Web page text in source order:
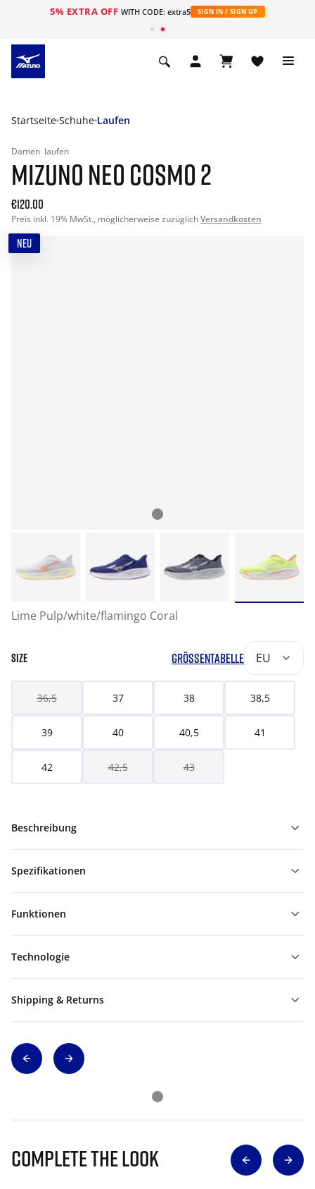
5% EXTRA OFF WITH CODE: extra5 SIGN IN / SIGN UP
Startseite Schuhe Laufen
Damen laufen
MIZUNO NEO COSMO 2
€120.00
Preis inkl. 19% MwSt., möglicherweise zuzüglichVersandkosten
NEU
Lime Pulp/white/flamingo Coral
SIZE GRÖSSENTABELLE EU
36,5 37 38 38,5
39 40 40,5 41
42 42,5 43
Beschreibung
Spezifikationen
Funktionen
Technologie
Shipping & Returns
Complete The Look